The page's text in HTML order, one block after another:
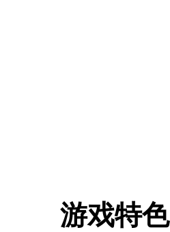
游戏特色